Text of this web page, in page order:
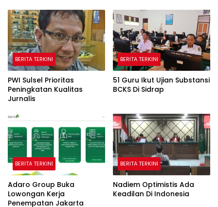
BERITA TERKINI
PWI Sulsel Prioritas
Peningkatan Kualitas
Jurnalis
BERITA TERKINI
51 Guru Ikut Ujian Substansi
BCKS Di Sidrap
BERITA TERKINI
Adaro Group Buka
Lowongan Kerja
Penempatan Jakarta
BERITA TERKINI
Nadiem Optimistis Ada
Keadilan Di Indonesia